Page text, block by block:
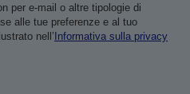
per e-mail o altre tipologie di
alle tue preferenze e al tuo
nell’ Informativa sulla privacy